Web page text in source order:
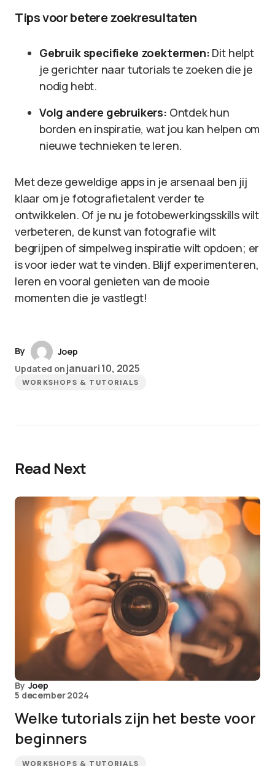
Tips voor betere zoekresultaten
Gebruik specifieke zoektermen: Dit helpt
je gerichter naar tutorials te zoeken die je
nodig hebt.
Volg andere gebruikers: Ontdek hun
borden en inspiratie, wat jou kan helpen om
nieuwe technieken te leren.
Met deze geweldige apps in je arsenaal ben jij
klaar om je fotografietalent verder te
ontwikkelen. Of je nu je fotobewerkingsskills wilt
verbeteren, de kunst van fotografie wilt
begrijpen of simpelweg inspiratie wilt opdoen; er
is voor ieder wat te vinden. Blijf experimenteren,
leren en vooral genieten van de mooie
momenten die je vastlegt!
By
Joep
Updated on januari 10, 2025
WORKSHOPS & TUTORIALS
Read Next
By Joep
5 december 2024
Welke tutorials zijn het beste voor
beginners
WORKSHOPS & TUTORIALS